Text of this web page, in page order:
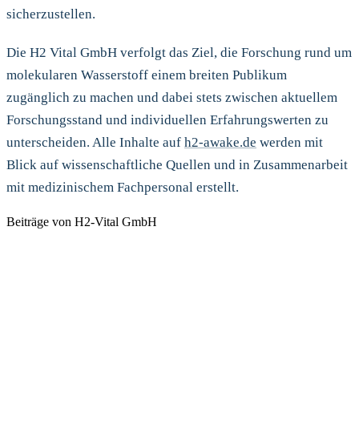
sicherzustellen.
Die H2 Vital GmbH verfolgt das Ziel, die Forschung rund um
molekularen Wasserstoff einem breiten Publikum
zugänglich zu machen und dabei stets zwischen aktuellem
Forschungsstand und individuellen Erfahrungswerten zu
unterscheiden. Alle Inhalte auf h2-awake.de werden mit
Blick auf wissenschaftliche Quellen und in Zusammenarbeit
mit medizinischem Fachpersonal erstellt.
Beiträge von H2-Vital GmbH